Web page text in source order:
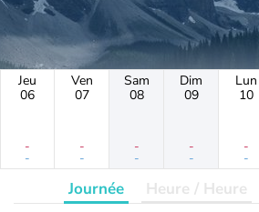
Jeu
06
-
-
Ven
07
-
-
Sam
08
-
-
Dim
09
-
-
Lun
10
-
-
Journée Heure / Heure